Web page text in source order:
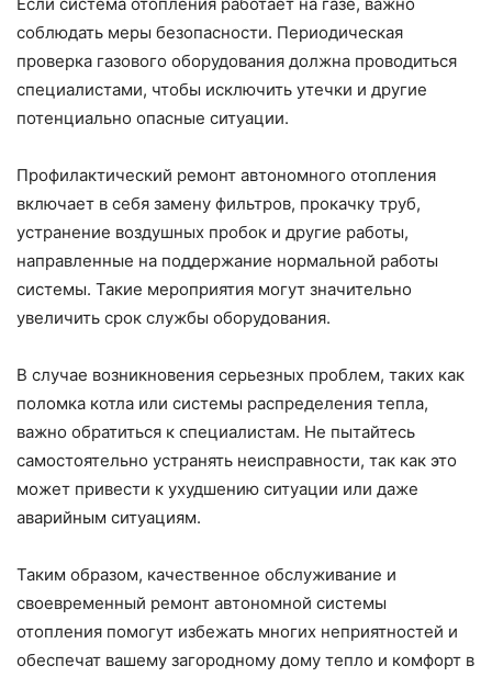
соблюдать меры безопасности. Периодическая
проверка газового оборудования должна проводиться
специалистами, чтобы исключить утечки и другие
потенциально опасные ситуации.
Профилактический ремонт автономного отопления
включает в себя замену фильтров, прокачку труб,
устранение воздушных пробок и другие работы,
направленные на поддержание нормальной работы
системы. Такие мероприятия могут значительно
увеличить срок службы оборудования.
В случае возникновения серьезных проблем, таких как
поломка котла или системы распределения тепла,
важно обратиться к специалистам. Не пытайтесь
самостоятельно устранять неисправности, так как это
может привести к ухудшению ситуации или даже
аварийным ситуациям.
Таким образом, качественное обслуживание и
своевременный ремонт автономной системы
отопления помогут избежать многих неприятностей и
обеспечат вашему загородному дому тепло и комфорт в